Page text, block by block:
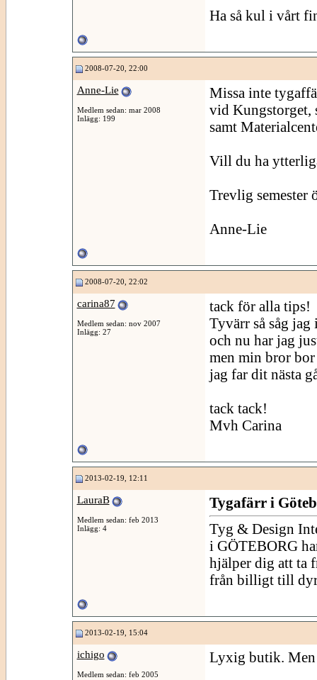
Ha så kul i vårt
2008-07-20, 22:00
Anne-Lie
Medlem sedan: mar 2008
Inlägg: 199
Missa inte
vid Kungstorget,
samt
Vill du ha
Trevlig semester
Anne-Lie
2008-07-20, 22:02
carina87
Medlem sedan: nov 2007
Inlägg: 27
tack för alla tips!
Tyvärr så såg
och nu har jag
men min bror
jag far dit nästa
tack tack!
Mvh Carina
2013-02-19, 12:11
LauraB
Medlem sedan: feb 2013
Inlägg: 4
Tygafärr i
Tyg & Design
i GÖTEBORG
hjälper dig att ta
från billigt till
2013-02-19, 15:04
ichigo
Medlem sedan: feb 2005
Lyxig butik. Men